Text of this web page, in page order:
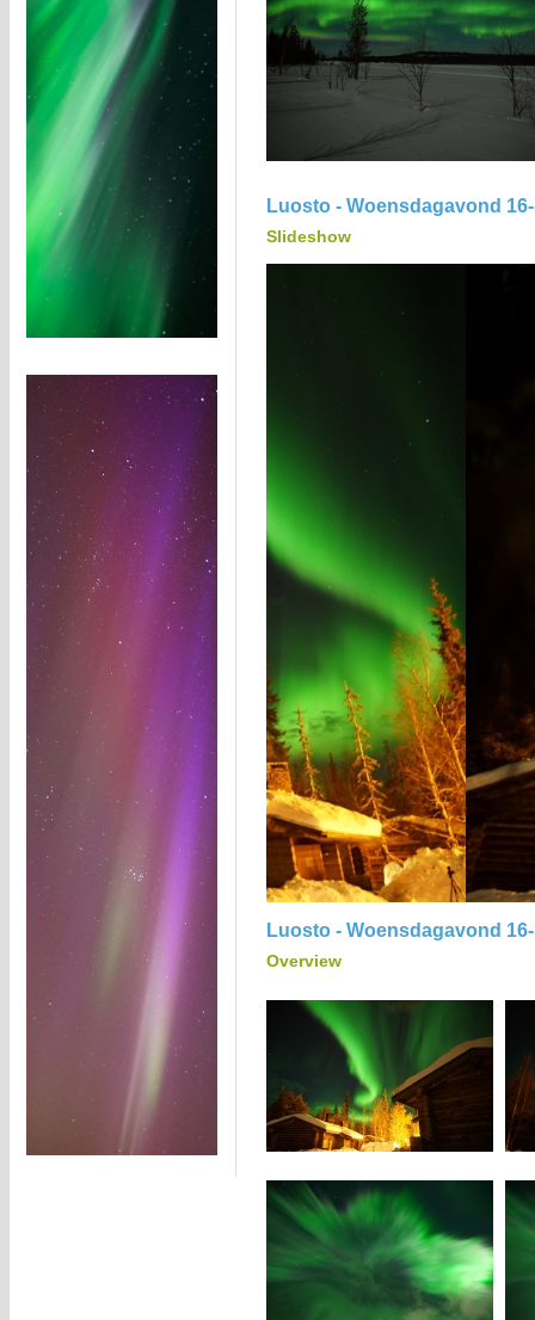
Luosto - Woensdagavond
Slideshow
Luosto - Woensdagavond
Overview